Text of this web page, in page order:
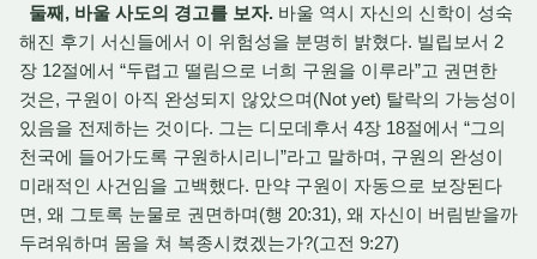
둘째, 바울 사도의 경고를 보자. 바울 역시 자신의 신학이 성숙
해진 후기 서신들에서 이 위험성을 분명히 밝혔다. 빌립보서 2
장 12절에서 “두렵고 떨림으로 너희 구원을 이루라”고 권면한
것은, 구원이 아직 완성되지 않았으며(Not yet) 탈락의 가능성이
있음을 전제하는 것이다. 그는 디모데후서 4장 18절에서 “그의
천국에 들어가도록 구원하시리니”라고 말하며, 구원의 완성이
미래적인 사건임을 고백했다. 만약 구원이 자동으로 보장된다
면, 왜 그토록 눈물로 권면하며(행 20:31), 왜 자신이 버림받을까
두려워하며 몸을 쳐 복종시켰겠는가?(고전 9:27)